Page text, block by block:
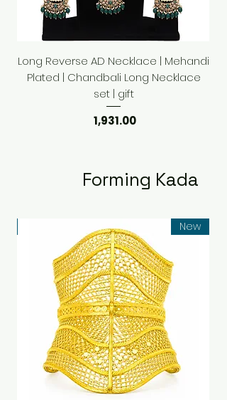
Long Reverse AD Necklace | Mehandi
Plated | Chandbali Long Necklace
set | gift
السعر‏1,931.00 ₹
Forming Kada
New